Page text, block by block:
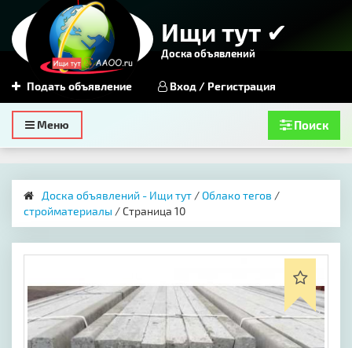
Ищи тут ✔
Доска объявлений
Подать объявление Вход / Регистрация
Toggle
navigation
Меню Поиск
Доска объявлений - Ищи тут /Облако тегов /
стройматериалы / Страница 10